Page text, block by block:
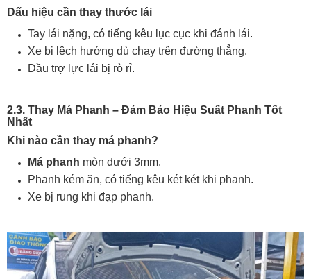
Dấu hiệu cần thay thước lái
Tay lái nặng, có tiếng kêu lục cục khi đánh lái.
Xe bị lệch hướng dù chạy trên đường thẳng.
Dầu trợ lực lái bị rò rỉ.
2.3. Thay Má Phanh – Đảm Bảo Hiệu Suất Phanh Tốt
Nhất
Khi nào cần thay má phanh?
Má phanh mòn dưới 3mm.
Phanh kém ăn, có tiếng kêu két két khi phanh.
Xe bị rung khi đạp phanh.